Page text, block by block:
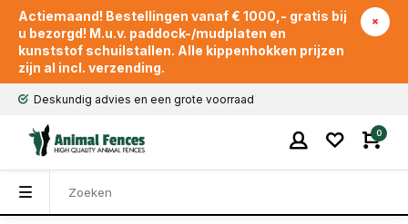
Actiemaand! Bestellingen vanaf € 1000,- gratis bij
u bezorgd! M.u.v. paddock-/mudplaten en
kunststof schuilstallen. Alle kippenhokken prijzen
zijn al incl. verzending.
Deskundig advies en een grote voorraad
0